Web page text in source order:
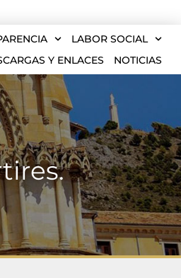
LABOR SOCIAL
Y ENLACES
NOTICIAS